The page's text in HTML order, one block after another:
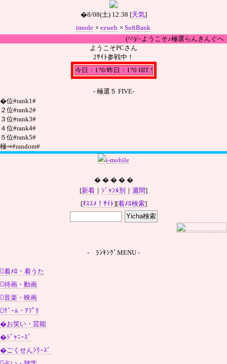
�8/08(土) 12:38 [天気]
imode × ezweb × SoftBank
(^^)/~ようこそ♪極選らんきんぐへ
ようこそPCさん
2ｻｲﾄ参戦中！
今日：1?0/昨日：1?0 HIT !
- 極選５ FIVE-
�位#rank1#
２位#rank2#
３位#rank3#
４位#rank4#
５位#rank5#
極⇒#random#
� � � � �
[新着 ｜ ｼﾞｬﾝﾙ別 ｜ 週間]
[ｵｽｽﾒ！ｻｲﾄ][着ﾒﾛ検索]
- ﾗﾝｷﾝｸﾞMENU -
着ﾒﾛ・着うた
待画・動画
音楽・映画
ｹﾞｰﾑ・ｱﾌﾟﾘ
�お笑い・芸能
�ｼﾞｬﾆｰｽﾞ
�ごくせんｼﾘｰｽﾞ